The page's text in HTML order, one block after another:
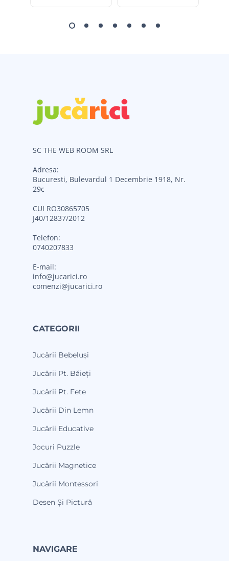
SC THE WEB ROOM SRL
Adresa:
Bucuresti, Bulevardul 1 Decembrie 1918, Nr.
29c
CUI RO30865705
J40/12837/2012
Telefon:
0740207833
E-mail:
info@jucarici.ro
comenzi@jucarici.ro
CATEGORII
Jucării Bebeluși
Jucării Pt. Băieți
Jucării Pt. Fete
Jucării Din Lemn
Jucării Educative
Jocuri Puzzle
Jucării Magnetice
Jucării Montessori
Desen Și Pictură
NAVIGARE